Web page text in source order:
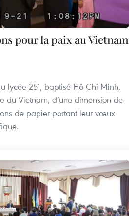
pour la paix au Vietnam
lycée 251, baptisé Hô Chi Minh,
du Vietnam, d’une dimension de
de papier portant leur vœux